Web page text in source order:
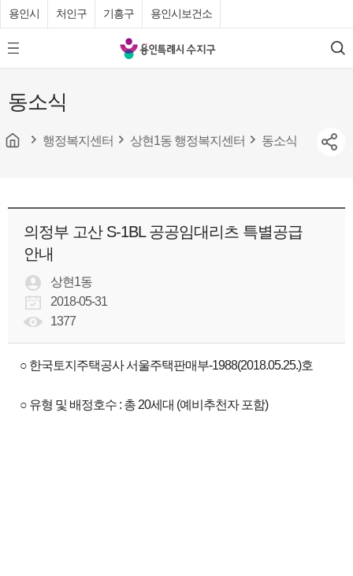
용인시 처인구 기흥구 용인시보건소
모
바
메
뉴
튼
용
인
수
청
검
색
동소식
행정복지센터 상현1동 행정복지센터 동소식
의정부 고산 S-1BL 공공임대리츠 특별공급
안내
상현1동
2018-05-31
1377
○ 한국토지주택공사 서울주택판매부-1988(2018.05.25.)호
○ 유형 및 배정호수 : 총 20세대 (예비추천자 포함)